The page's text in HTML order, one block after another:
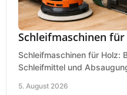
Schleifmaschinen
Schleifmaschinen für Holz:
Schleifmittel und
5. August 2026